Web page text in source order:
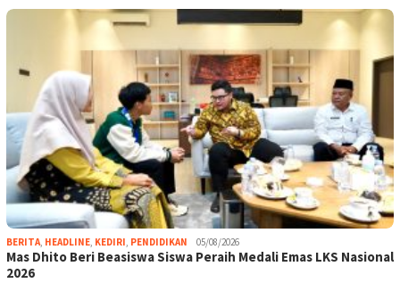
BERITA, HEADLINE, KEDIRI, PENDIDIKAN 05/08/2026
Mas Dhito Beri Beasiswa Siswa Peraih Medali Emas LKS Nasional
2026